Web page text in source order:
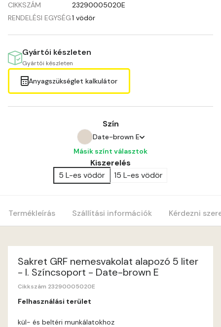
CIKKSZÁM
23290005020E
RENDELÉSI EGYSÉG1 vödör
Gyártói készleten
Gyártói készleten
Anyagszükséglet kalkulátor
Szín
Date-brown E
Bone C
Amber E
Antimony E
Másik színt választok
Kiszerelés
5 L-es vödör
15 L-es vödör
Termékleírás Szállítási információk Kérdezni
Sakret GRF nemesvakolat alapozó 5 liter
- I. Színcsoport - Date-brown E
Cikkszám 23290005020E
Felhasználási terület
kül- és beltéri munkálatokhoz